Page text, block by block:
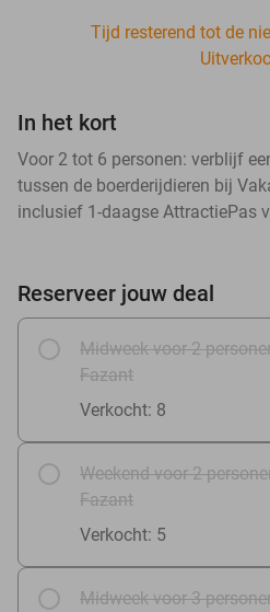
Tijd resterend tot de
In het kort
Voor 2 tot 6 personen: verblijf
tussen de boerderijdieren bij
inclusief 1-daagse AttractiePas
Reserveer jouw deal
Midweek voor 2
Fazant
Verkocht: 8
Weekend voor 2
Fazant
Verkocht: 5
Midweek voor 3